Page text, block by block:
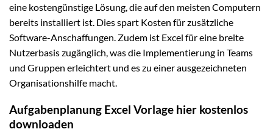
eine kostengünstige Lösung, die auf den meisten Computern
bereits installiert ist. Dies spart Kosten für zusätzliche
Software-Anschaffungen. Zudem ist Excel für eine breite
Nutzerbasis zugänglich, was die Implementierung in Teams
und Gruppen erleichtert und es zu einer ausgezeichneten
Organisationshilfe macht.
Aufgabenplanung Excel Vorlage hier kostenlos
downloaden